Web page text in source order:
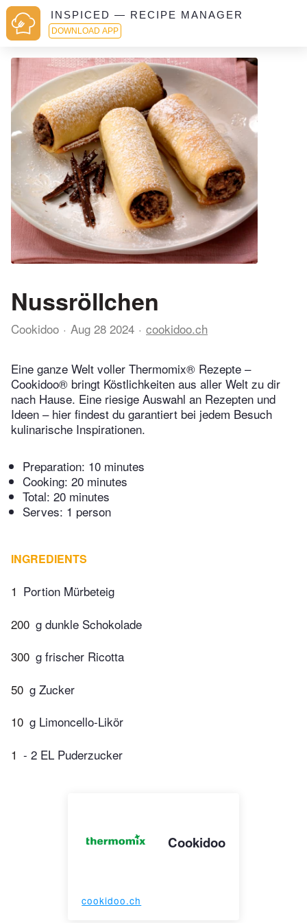
INSPICED — RECIPE MANAGER
DOWNLOAD APP
Nussröllchen
Cookidoo Aug 28 2024 cookidoo.ch
Eine ganze Welt voller Thermomix® Rezepte –
Cookidoo® bringt Köstlichkeiten aus aller Welt zu dir
nach Hause. Eine riesige Auswahl an Rezepten und
Ideen – hier findest du garantiert bei jedem Besuch
kulinarische Inspirationen.
Preparation: 10 minutes
Cooking: 20 minutes
Total: 20 minutes
Serves: 1 person
INGREDIENTS
1 Portion Mürbeteig
200 g dunkle Schokolade
300 g frischer Ricotta
50 g Zucker
10 g Limoncello-Likör
1 - 2 EL Puderzucker
Cookidoo
cookidoo.ch